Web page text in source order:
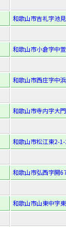
和歌山市吉礼字池
和歌山市小倉字中
和歌山市西庄字中
和歌山市寺内字大
和歌山市松江東2-
和歌山市弘西字開
和歌山市山東中字